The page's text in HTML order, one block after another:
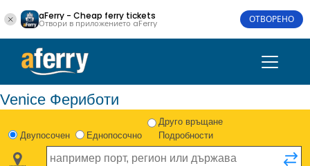
aFerry - Cheap ferry tickets
Отвори в приложението aFerry ОТВОРЕНО
Venice Фериботи
Двупосочен Еднопосочно
Друго връщане
Подробности